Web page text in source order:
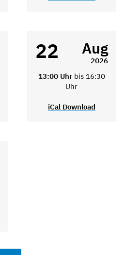
22 Aug
2026
13:00 Uhr bis 16:30
Uhr
iCal Download